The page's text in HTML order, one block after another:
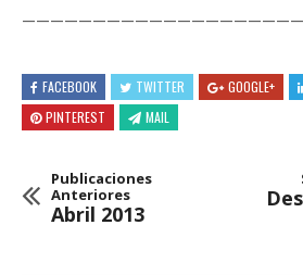
FACEBOOK TWITTER GOOGLE+
PINTEREST
MAIL
Publicaciones
Anteriores
Abril 2013